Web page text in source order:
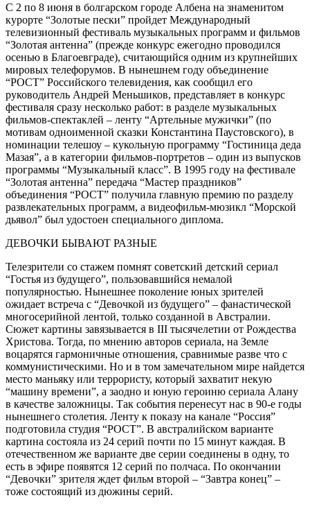
С 2 по 8 июня в болгарском городе Албена на знаменитом
курорте “Золотые пески” пройдет Международный
телевизионный фестиваль музыкальных программ и фильмов
“Золотая антенна” (прежде конкурс ежегодно проводился
осенью в Благоевграде), считающийся одним из крупнейших
мировых телефорумов. В нынешнем году объединение
“РОСТ” Российского телевидения, как сообщил его
руководитель Андрей Меньшиков, представляет в конкурс
фестиваля сразу несколько работ: в разделе музыкальных
фильмов-спектаклей – ленту “Артельные мужички” (по
мотивам одноименной сказки Константина Паустовского), в
номинации телешоу – кукольную программу “Гостиница деда
Мазая”, а в категории фильмов-портретов – один из выпусков
программы “Музыкальный класс”. В 1995 году на фестивале
“Золотая антенна” передача “Мастер праздников”
объединения “РОСТ” получила главную премию по разделу
развлекательных программ, а видеофильм-мюзикл “Морской
дьявол” был удостоен специального диплома.
ДЕВОЧКИ БЫВАЮТ РАЗНЫЕ
Телезрители со стажем помнят советский детский сериал
“Гостья из будущего”, пользовавшийся немалой
популярностью. Нынешнее поколение юных зрителей
ожидает встреча с “Девочкой из будущего” – фанастической
многосерийной лентой, только созданной в Австралии.
Сюжет картины завязывается в III тысячелетии от Рождества
Христова. Тогда, по мнению авторов сериала, на Земле
воцарятся гармоничные отношения, сравнимые разве что с
коммунистическими. Но и в том замечательном мире найдется
место маньяку или террористу, который захватит некую
“машину времени”, а заодно и юную героиню сериала Алану
в качестве заложницы. Так события перенесут нас в 90-е годы
нынешнего столетия. Ленту к показу на канале “Россия”
подготовила студия “РОСТ”. В австралийском варианте
картина состояла из 24 серий почти по 15 минут каждая. В
отечественном же варианте две серии соединены в одну, то
есть в эфире появятся 12 серий по полчаса. По окончании
“Девочки” зрителя ждет фильм второй – “Завтра конец” –
тоже состоящий из дюжины серий.